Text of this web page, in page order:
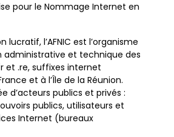
pour le Nommage Internet en
lucratif, l’AFNIC est l’organisme
administrative et technique des
et .re, suffixes internet
et à l’Île de la Réunion.
d’acteurs publics et privés :
publics, utilisateurs et
Internet (bureaux